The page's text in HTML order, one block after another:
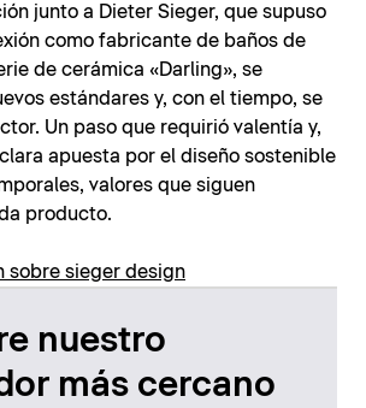
junto a Dieter Sieger, que supuso
como fabricante de baños de
de cerámica «Darling», se
estándares y, con el tiempo, se
Un paso que requirió valentía y,
apuesta por el diseño sostenible
valores que siguen
producto.
sobre sieger design
nuestro
más cercano